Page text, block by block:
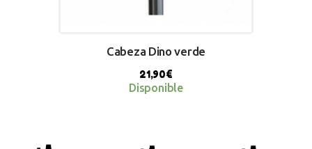
Cabeza Dino verde
21,90€
Disponible